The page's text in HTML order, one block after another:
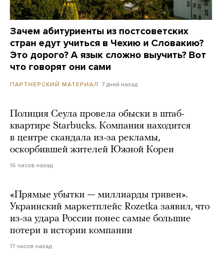
Зачем абитуриенты из постсоветских
стран едут учиться в Чехию и Словакию?
Это дорого? А язык сложно выучить? Вот
что говорят они сами
ПАРТНЕРСКИЙ МАТЕРИАЛ 7 дней назад
Полиция Сеула провела обыски в штаб-
квартире Starbucks. Компания находится
в центре скандала из-за рекламы,
оскорбившей жителей Южной Кореи
16 часов назад
«Прямые убытки — миллиарды гривен».
Украинский маркетплейс Rozetka заявил, что
из-за удара России понес самые большие
потери в истории компании
17 часов назад